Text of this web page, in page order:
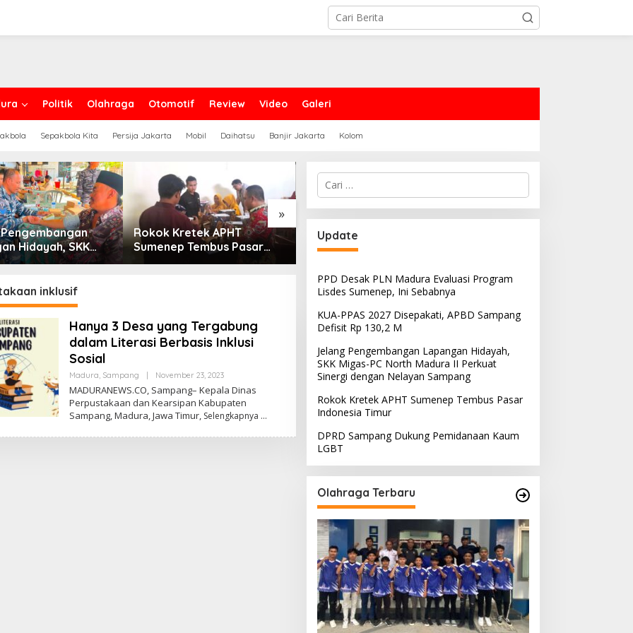
Politik Olahraga Otomotif Review Video Galeri
Sepakbola Kita Persija Jakarta Mobil Daihatsu Banjir Jakarta Kolom
»
Hidayah, SKK
North Madura II
Sampang
Rokok Kretek APHT
Sumenep Tembus Pasar
Indonesia Timur
DPRD Sampang Dukung
Pemidanaan Kaum LGBT
inklusif
Hanya 3 Desa yang Tergabung
dalam Literasi Berbasis Inklusi
Sosial
Madura, Sampang November 23, 2023Oleh
MADURANEWS.CO, Sampang– Kepala Dinas
Perpustakaan dan Kearsipan Kabupaten
Sampang, Madura, Jawa Timur, Selengkapnya
Cari
untuk:
Update
PPD Desak PLN Madura Evaluasi Program
Lisdes Sumenep, Ini Sebabnya
KUA-PPAS 2027 Disepakati, APBD Sampang
Defisit Rp 130,2 M
Jelang Pengembangan Lapangan Hidayah,
SKK Migas-PC North Madura II Perkuat
Sinergi dengan Nelayan Sampang
Rokok Kretek APHT Sumenep Tembus Pasar
Indonesia Timur
DPRD Sampang Dukung Pemidanaan Kaum
LGBT
Olahraga Terbaru